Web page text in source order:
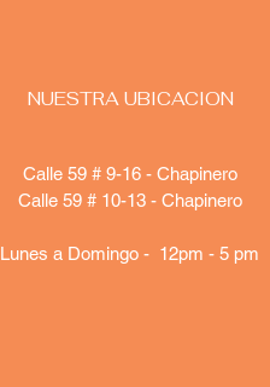
NUESTRA UBICACION
Calle 59 # 9-16 - Chapinero
Calle 59 # 10-13 - Chapinero
Lunes a Domingo - 12pm - 5 pm